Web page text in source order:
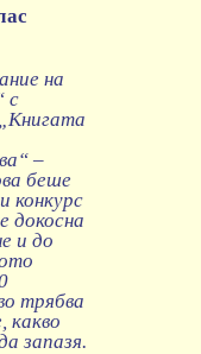
на
с
–
беше
конкурс
докосна
и до
трябва
какво
запазя.